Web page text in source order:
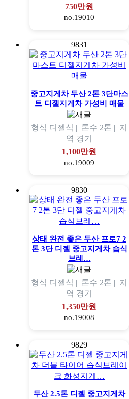
750만원
no.19010
9831
중고지게차 두산 2톤 3단마스
트 디젤지게차 가성비 매물
형식 디젤식 | 톤수 2톤 | 지
역 경기
1,100만원
no.19009
9830
상태 완전 좋은 두산 프로7 2
톤 3단 디젤 중고지게차 습식
브레…
형식 디젤식 | 톤수 2톤 | 지
역 경기
1,350만원
no.19008
9829
두산 2.5톤 디젤 중고지게차